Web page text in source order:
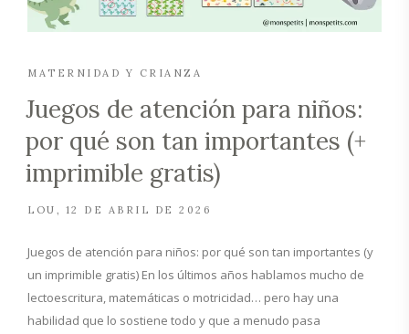
MATERNIDAD Y CRIANZA
Juegos de atención para niños:
por qué son tan importantes (+
imprimible gratis)
LOU 12 DE ABRIL DE 2026
Juegos de atención para niños: por qué son tan importantes (y
un imprimible gratis) En los últimos años hablamos mucho de
lectoescritura, matemáticas o motricidad… pero hay una
habilidad que lo sostiene todo y que a menudo pasa